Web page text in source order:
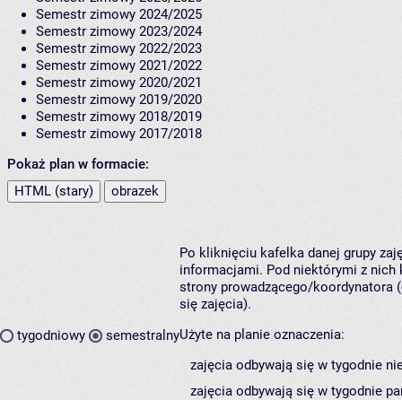
Semestr zimowy 2024/2025
Semestr zimowy 2023/2024
Semestr zimowy 2022/2023
Semestr zimowy 2021/2022
Semestr zimowy 2020/2021
Semestr zimowy 2019/2020
Semestr zimowy 2018/2019
Semestr zimowy 2017/2018
Pokaż plan w formacie:
HTML (stary)
obrazek
tygodniowy semestralny
Po kliknięciu kafelka danej grupy
informacjami. Pod niektórymi z nich
strony prowadzącego/koordynatora
się zajęcia).
Użyte na planie oznaczenia:
zajęcia odbywają się w tygodnie
zajęcia odbywają się w tygodnie